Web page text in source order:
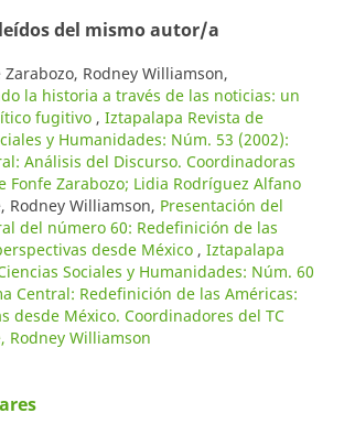
del mismo autor/a
Rodney Williamson,
la historia a través de las noticias: un
fugitivo , Iztapalapa Revista de
y Humanidades: Núm. 53 (2002):
Análisis del Discurso. Coordinadoras
Fonfe Zarabozo; Lidia Rodríguez Alfano
Rodney Williamson, Presentación del
del número 60: Redefinición de las
desde México , Iztapalapa
Sociales y Humanidades: Núm. 60
Central: Redefinición de las Américas:
desde México. Coordinadores del TC
Rodney Williamson